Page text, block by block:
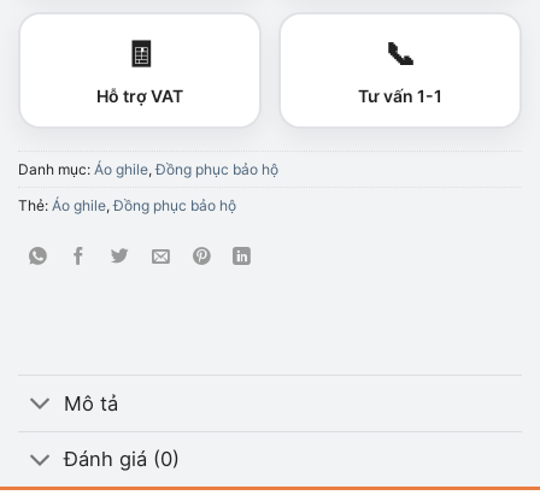
🧾
Hỗ trợ VAT
📞
Tư vấn 1-1
Danh mục: Áo ghile,Đồng phục bảo hộ
Thẻ: Áo ghile,Đồng phục bảo hộ
Mô tả
Đánh giá (0)